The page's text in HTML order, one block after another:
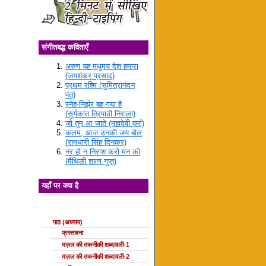
संगीतबद्ध कविताएँ
अरुण यह मधुमय देश हमारा
(जयशंकर प्रसाद)
प्रथम रश्मि (सुमित्रानंदन
पंत)
स्नेह-निर्झर बह गया है
(सूर्यकांत त्रिपाठी निराला)
जो तुम आ जाते (महादेवी वर्मा)
कलम, आज उनकी जय बोल
(रामधारी सिंह दिनकर)
नर हो न निराश करो मन को
(मैथिली शरण गुप्त)
यहाँ पर क्या है
पाठ (अध्याय)
प्रस्तावना
ग़ज़ल की तकनीकी शब्दावली-1
ग़ज़ल की तकनीकी शब्दावली-2